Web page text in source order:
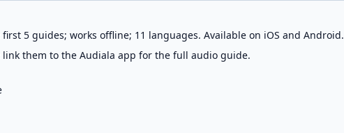
5 guides; works offline; 11 languages. Available on iOS and Android.
them to the Audiala app for the full audio guide.